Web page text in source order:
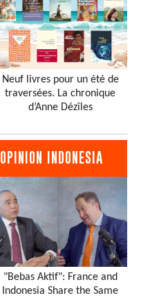
Neuf livres pour un été de
traversées. La chronique
d’Anne Dézîles
OPINION INDONESIA
"Bebas Aktif": France and
Indonesia Share the Same